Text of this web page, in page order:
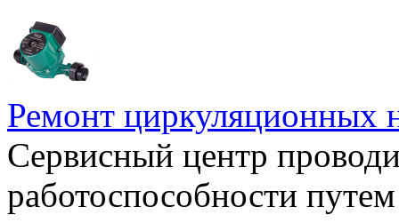
Ремонт циркуляционных
Сервисный центр
работоспособности